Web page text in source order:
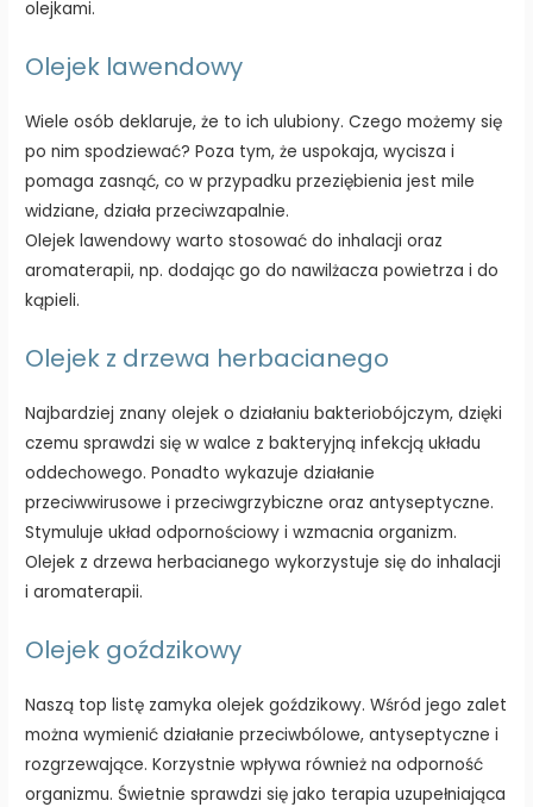
olejkami.
Olejek lawendowy
Wiele osób deklaruje, że to ich ulubiony. Czego możemy się
po nim spodziewać? Poza tym, że uspokaja, wycisza i
pomaga zasnąć, co w przypadku przeziębienia jest mile
widziane, działa przeciwzapalnie.
Olejek lawendowy warto stosować do inhalacji oraz
aromaterapii, np. dodając go do nawilżacza powietrza i do
kąpieli.
Olejek z drzewa herbacianego
Najbardziej znany olejek o działaniu bakteriobójczym, dzięki
czemu sprawdzi się w walce z bakteryjną infekcją układu
oddechowego. Ponadto wykazuje działanie
przeciwwirusowe i przeciwgrzybiczne oraz antyseptyczne.
Stymuluje układ odpornościowy i wzmacnia organizm.
Olejek z drzewa herbacianego wykorzystuje się do inhalacji
i aromaterapii.
Olejek goździkowy
Naszą top listę zamyka olejek goździkowy. Wśród jego zalet
można wymienić działanie przeciwbólowe, antyseptyczne i
rozgrzewające. Korzystnie wpływa również na odporność
organizmu. Świetnie sprawdzi się jako terapia uzupełniająca